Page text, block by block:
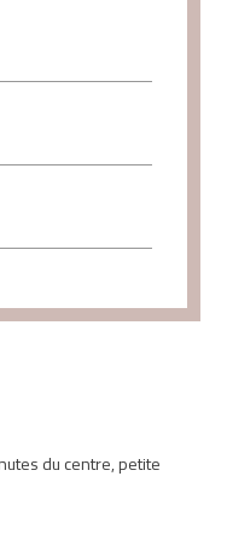
du centre, petite